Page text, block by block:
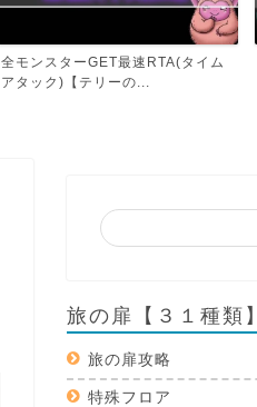
ダークドレアム最速配合を詳しく解
説【テリーのワンダーラン...
旅の扉【３１種類】
旅の扉攻略
特殊フロア